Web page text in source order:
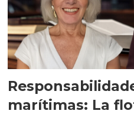
marítimas: La